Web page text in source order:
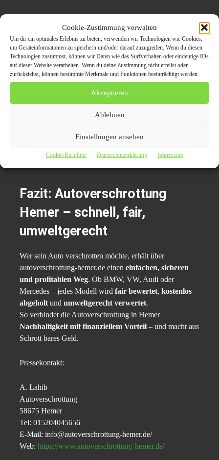
Cookie-Zustimmung verwalten
Um dir ein optimales Erlebnis zu bieten, verwenden wir Technologien wie Cookies,
um Geräteinformationen zu speichern und/oder darauf zuzugreifen. Wenn du diesen
Technologien zustimmst, können wir Daten wie das Surfverhalten oder eindeutige IDs
auf dieser Website verarbeiten. Wenn du deine Zustimmung nicht erteilst oder
zurückziehst, können bestimmte Merkmale und Funktionen beeinträchtigt werden.
Akzeptieren
Ablehnen
Einstellungen ansehen
Cookie-Richtlinie Datenschutzerklärung Impressum
Um den Höchstpreis für die Autoverschrottung zu sichern,
sollten folgende Punkte beachtet werden:
Fahrzeug möglichst vollständig abgeben (inkl. Felgen
& Motor)
Fahrzeugpapiere (Zulassung, Fahrzeugschein,
Fahrzeugbrief) bereithalten
Angebot rechtzeitig anfragen – Metallpreise ändern
Ein kompletter Wagen bringt fast immer mehr Geld
Fazit: Autoverschrottung
Hemer – schnell, fair,
umweltgerecht
Wer sein Auto verschrotten möchte, erhält über
autoverschrottung-hemer.de einen einfachen, sicheren
und profitablen Weg. Ob BMW, VW, Audi oder
Mercedes – jedes Modell wird fair bewertet, kostenlos
abgeholt und umweltgerecht verwertet.
So verbindet die Autoverschrottung in Hemer
Nachhaltigkeit mit finanziellem Vorteil – und macht aus
Schrott bares Geld.
Pressekontakt:
A. Lahib
Autoverschrottung
58675 Hemer
Tel: 015204045656
E-Mail: info@autoverschrottung-hemer.de/
Web: https://www.autoverschrottung-hemer.de/